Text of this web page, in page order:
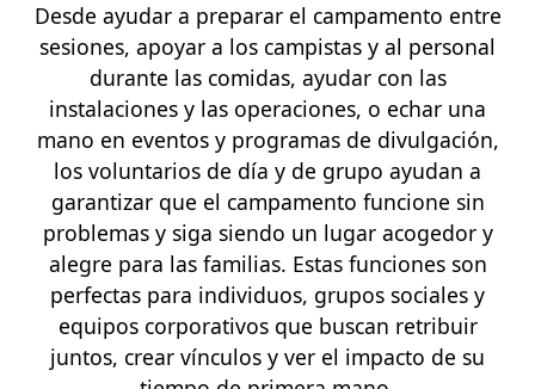
Desde ayudar a preparar el campamento entre
sesiones, apoyar a los campistas y al personal
durante las comidas, ayudar con las
instalaciones y las operaciones, o echar una
mano en eventos y programas de divulgación,
los voluntarios de día y de grupo ayudan a
garantizar que el campamento funcione sin
problemas y siga siendo un lugar acogedor y
alegre para las familias. Estas funciones son
perfectas para individuos, grupos sociales y
equipos corporativos que buscan retribuir
juntos, crear vínculos y ver el impacto de su